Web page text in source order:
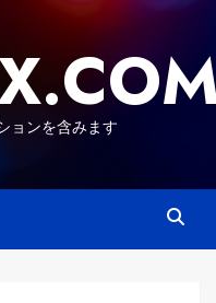
ョンを含みます